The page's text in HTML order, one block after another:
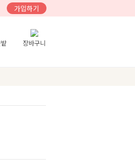
가입하기
장바구니